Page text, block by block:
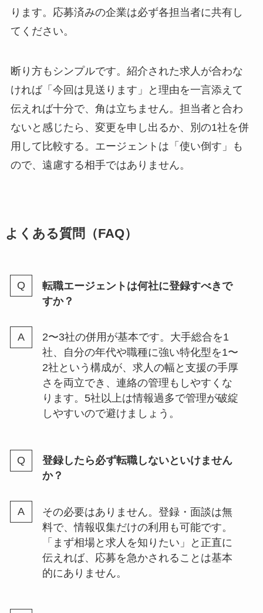
ります。応募済みの企業は必ず各担当者に共有し
てください。
断り方もシンプルです。紹介された求人が合わな
ければ「今回は見送ります」と理由を一言添えて
伝えれば十分で、角は立ちません。担当者と合わ
ないと感じたら、変更を申し出るか、別の1社を併
用して比較する。エージェントは「使い倒す」も
ので、遠慮する相手ではありません。
よくある質問（FAQ）
転職エージェントは何社に登録すべきで
すか？
2〜3社の併用が基本です。大手総合を1
社、自分の年代や職種に強い特化型を1〜
2社という構成が、求人の幅と支援の手厚
さを両立でき、連絡の管理もしやすくな
ります。5社以上は情報過多で管理が破綻
しやすいので避けましょう。
登録したら必ず転職しないといけません
か？
その必要はありません。登録・面談は無
料で、情報収集だけの利用も可能です。
「まず相場と求人を知りたい」と正直に
伝えれば、応募を急かされることは基本
的にありません。